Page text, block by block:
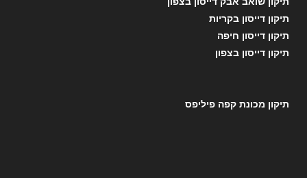
תיקון דייסון בקריות
תיקון דייסון חיפה
תיקון דייסון בצפון
תיקון מכונת קפה פיליפס